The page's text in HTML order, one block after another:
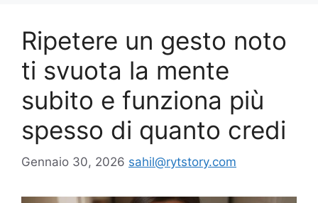
Ripetere un gesto noto
ti svuota la mente
subito e funziona più
spesso di quanto credi
Gennaio 30, 2026 sahil@rytstory.com